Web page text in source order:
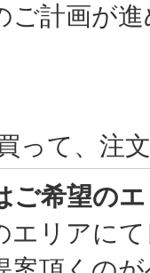
ご計画
って、注
ご希望の
エリアに